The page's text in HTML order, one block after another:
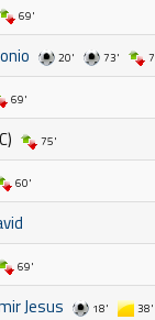
69'
20' 73'
69'
75'
60'
69'
Jesus 18' 38'